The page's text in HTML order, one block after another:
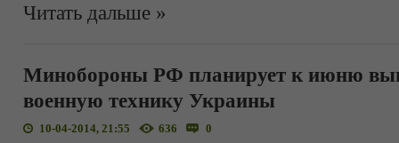
Читать дальше »
Минобороны РФ планирует к июню
военную технику Украины
10-04-2014, 21:55 636 0